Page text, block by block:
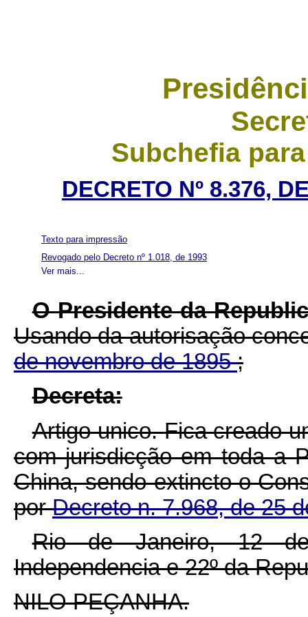
Subchefia
DECRETO Nº 8.376,
Ver mais...
Texto para impressão
Revogado pelo Decreto nº 1.018, de 1993
O Presidente da
Usando da autorisação
de novembro de 1895;
Decreta:
Artigo unico.Fica creado
com jurisdicção em toda a
China, sendo extincto o
porDecreto n. 7.968, de 25
Rio de Janeiro, 12
Independencia e 22º da
NILO PEÇANHA.